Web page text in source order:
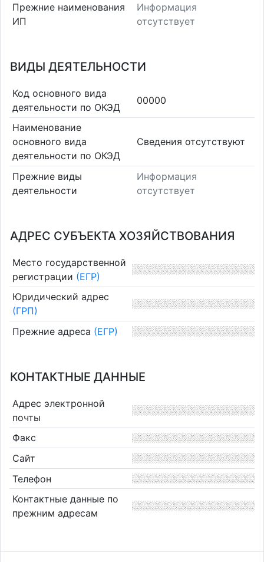
Прежние наименования
ИП
Информация
отсутствует
ВИДЫ ДЕЯТЕЛЬНОСТИ
Код основного вида
деятельности по ОКЭД
00000
Наименование
основного вида
деятельности по ОКЭД
Cведения отсутствуют
Прежние виды
деятельности
Информация
отсутствует
АДРЕС СУБЪЕКТА ХОЗЯЙСТВОВАНИЯ
Место государственной
регистрации (ЕГР)
Юридический адрес
(ГРП)
Прежние адреса (ЕГР)
КОНТАКТНЫЕ ДАННЫЕ
Адрес электронной
почты
Факс
Сайт
Телефон
Контактные данные по
прежним адресам